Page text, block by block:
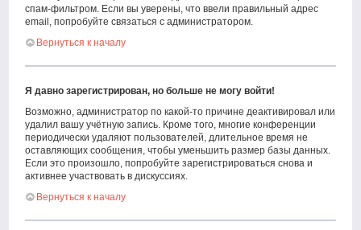
спам-фильтром. Если вы уверены, что ввели правильный адрес
email, попробуйте связаться с администратором.
Вернуться к началу
Я давно зарегистрирован, но больше не могу войти!
Возможно, администратор по какой-то причине деактивировал или
удалил вашу учётную запись. Кроме того, многие конференции
периодически удаляют пользователей, длительное время не
оставляющих сообщения, чтобы уменьшить размер базы данных.
Если это произошло, попробуйте зарегистрироваться снова и
активнее участвовать в дискуссиях.
Вернуться к началу